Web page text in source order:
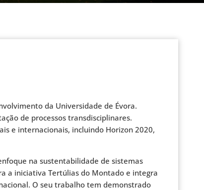
da Universidade de Évora.
de processos transdisciplinares.
e internacionais, incluindo Horizon 2020,
na sustentabilidade de sistemas
a iniciativa Tertúlias do Montado e integra
O seu trabalho tem demonstrado